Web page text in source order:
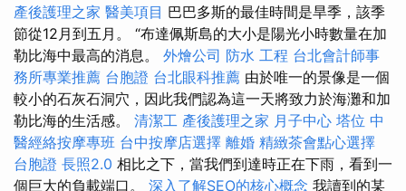
產後護理之家 醫美項目 巴巴多斯的最佳時間是旱季，該季
節從12月到五月。 “布達佩斯島的大小是陽光小時數量在加
勒比海中最高的消息。 外燴公司 防水 工程 台北會計師事
務所專業推薦 台胞證 台北眼科推薦 由於唯一的景像是一個
較小的石灰石洞穴，因此我們認為這一天將致力於海灘和加
勒比海的生活感。 清潔工 產後護理之家 月子中心 塔位 中
醫經絡按摩專班 台中按摩店選擇 離婚 精緻茶會點心選擇
台胞證 長照2.0 相比之下，當我們到達時正在下雨，看到一
個巨大的負載端口。 深入了解SEO的核心概念 我讀到的某